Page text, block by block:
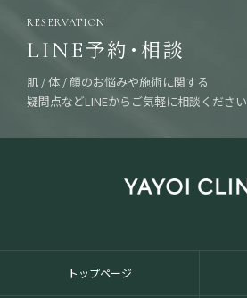
LINE予約・相談
RESERVATION
肌 / 体 / 顔のお悩みや施術に関する
疑問点などLINEからご気軽に相談ください
トップページ